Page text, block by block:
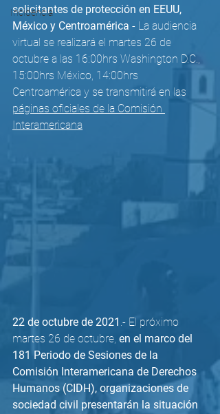
Incidencia
solicitantes de protección en EEUU,
México y Centroamérica - La audiencia
virtual se realizará el martes 26 de
octubre a las 16:00hrs Washington D.C.,
15:00hrs México, 14:00hrs
Centroamérica y se transmitirá en las
páginas oficiales de la Comisión
Interamericana
22 de octubre de 2021 .- El próximo
martes 26 de octubre, en el marco del
181 Periodo de Sesiones de la
Comisión Interamericana de Derechos
Humanos (CIDH), organizaciones de
sociedad civil presentarán la situación